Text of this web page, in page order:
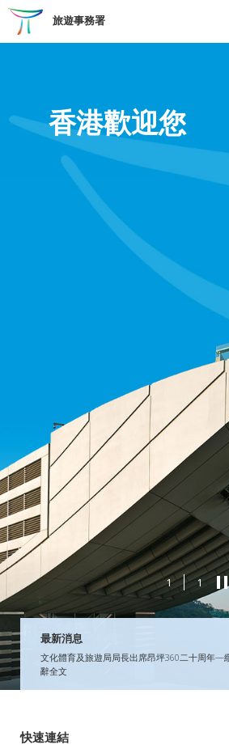
跳至主要內容
旅遊事務署
香港歡迎您
1 1
最新消息
文化體育及旅遊局局長出席昂坪360二十周年—
辭全文
快速連結